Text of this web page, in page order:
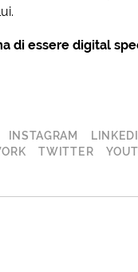
di essere digital
INSTAGRAM
TWITTER